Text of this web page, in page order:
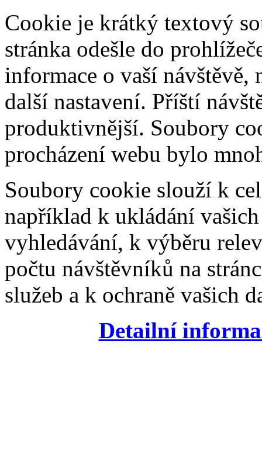
Cookie je krátký textový
stránka odešle do
informace o vaší
další nastavení. Příští
produktivnější. Soubory
procházení webu bylo
Soubory cookie slouží k
například k ukládání
vyhledávání, k výběru
počtu návštěvníků na
služeb a k ochraně vašich
Detailní